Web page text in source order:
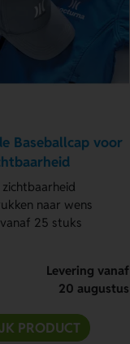
Baseballcap voor
naar wens
25 stuks
Levering vanaf
20 augustus
PRODUCT